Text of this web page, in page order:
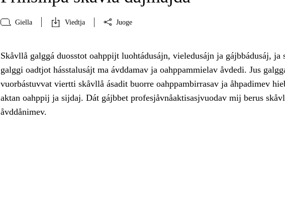
Giella Viedtja Juoge
Skåvllå galggá duosstot oahppijt luohtádusájn, vieledusájn ja gájbbádusáj, ja
galggi oadtjot hásstalusájt ma ávddamav ja oahppammielav åvdedi. Jus
vuorbástuvvat viertti skåvllå ásadit buorre oahppambirrasav ja åhpadimev
aktan oahppij ja sijdaj. Dát gájbbet profesjåvnåaktisasjvuodav mij berus
åvddånimev.